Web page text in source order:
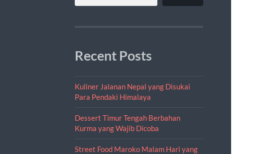
Recent Posts
Kuliner Jalanan Nepal yang Disukai
Para Pendaki Himalaya
Dessert Timur Tengah Berbahan
Kurma yang Wajib Dicoba
Street Food Maroko Malam Hari yang